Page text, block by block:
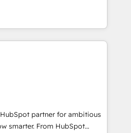
countries ★ AI-first, RevOps-
a revenue engine. We
your data, and build AI-
adoption from week one, in
business, not a template.
CRM. Zero downtime,
Configure HubSpot to
marketing, and service
Layer Breeze AI,
partner for ambitious
smarter. From HubSpot